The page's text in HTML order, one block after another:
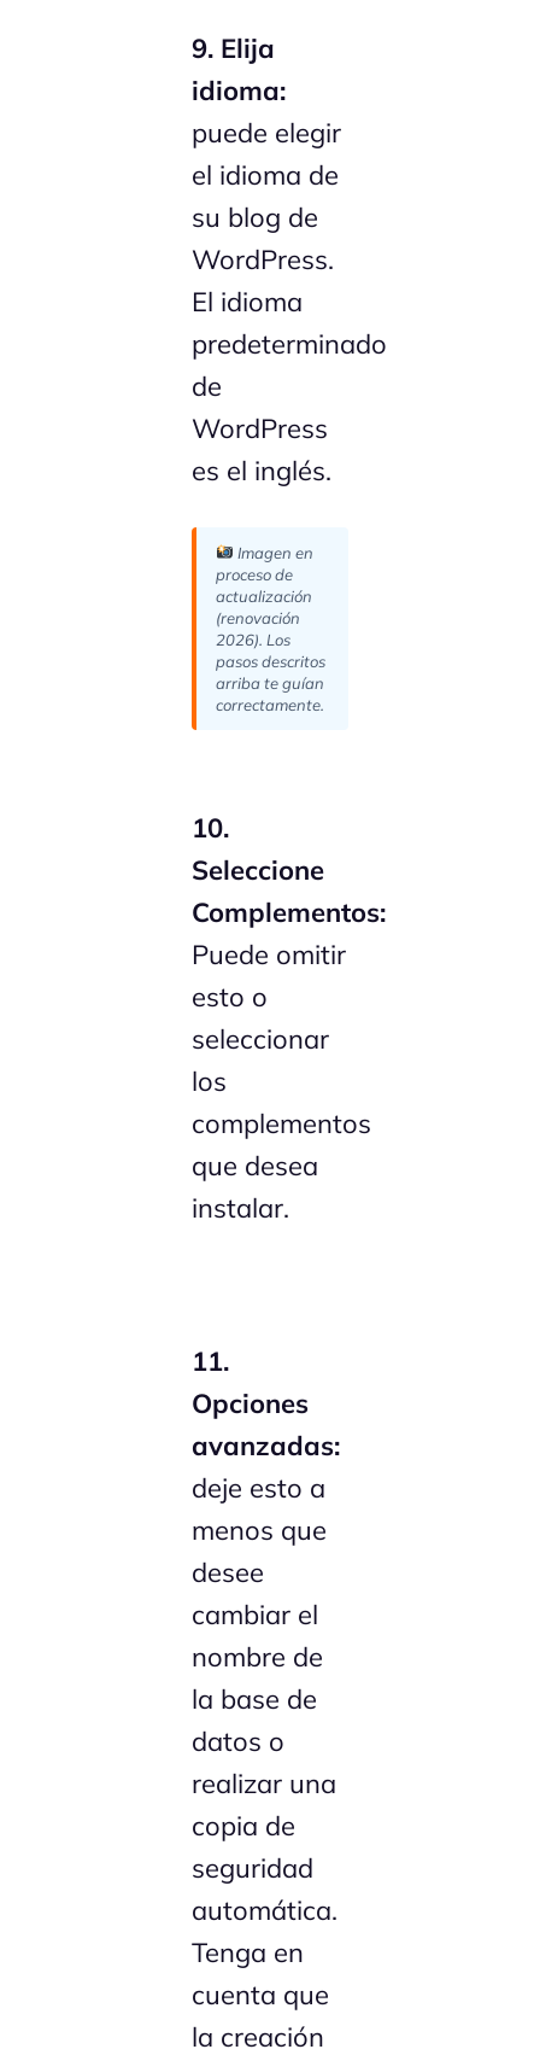
9. Elija
idioma:
puede elegir
el idioma de
su blog de
WordPress.
El idioma
predeterminado
de
WordPress
es el inglés.
Imagen en
proceso de
actualización
(renovación
2026). Los
pasos descritos
arriba te guían
correctamente.
10.
Seleccione
Complementos:
Puede omitir
esto o
seleccionar
los
complementos
que desea
instalar.
11.
Opciones
avanzadas:
deje esto a
menos que
desee
cambiar el
nombre de
la base de
datos o
realizar una
copia de
seguridad
automática.
Tenga en
cuenta que
la creación